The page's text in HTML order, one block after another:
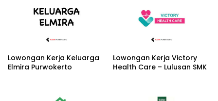
Lowongan Kerja Keluarga
Elmira Purwokerto
Lowongan Kerja Victory
Health Care – Lulusan SMK